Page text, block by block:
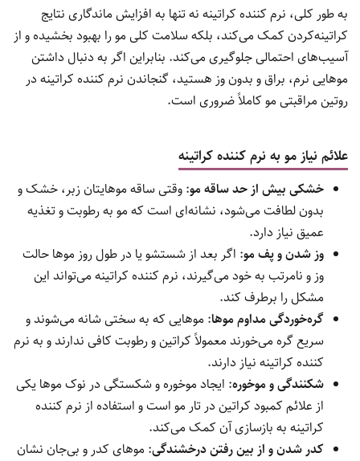
به طور کلی، نرم کننده کراتینه نه تنها به افزایش ماندگاری نتایج
کراتینه‌کردن کمک می‌کند، بلکه سلامت کلی مو را بهبود بخشیده و از
آسیب‌های احتمالی جلوگیری می‌کند. بنابراین اگر به دنبال داشتن
موهایی نرم، براق و بدون وز هستید، گنجاندن نرم کننده کراتینه در
روتین مراقبتی مو کاملاً ضروری است.
علائم نیاز مو به نرم کننده کراتینه
خشکی بیش از حد ساقه مو: وقتی ساقه موهایتان زبر، خشک و
بدون لطافت می‌شود، نشانه‌ای است که مو به رطوبت و تغذیه
عمیق نیاز دارد.
وز شدن و پف مو: اگر بعد از شستشو یا در طول روز موها حالت
وز و نامرتب به خود می‌گیرند، نرم کننده کراتینه می‌تواند این
مشکل را برطرف کند.
گره‌خوردگی مداوم موها: موهایی که به سختی شانه می‌شوند و
سریع گره می‌خورند معمولاً کراتین و رطوبت کافی ندارند و به نرم
کننده کراتینه نیاز دارند.
شکنندگی و موخوره: ایجاد موخوره و شکستگی در نوک موها یکی
از علائم کمبود کراتین در تار مو است و استفاده از نرم کننده
کراتینه به بازسازی آن کمک می‌کند.
کدر شدن و از بین رفتن درخشندگی: موهای کدر و بی‌جان نشان